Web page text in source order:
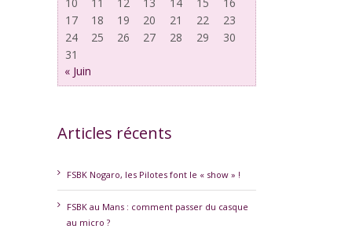
17
18 19 20 21 22
23
24
25 26 27 28 29
30
31
« Juin
Articles récents
FSBK Nogaro, les Pilotes font le « show » !
FSBK au Mans : comment passer du casque
au micro ?